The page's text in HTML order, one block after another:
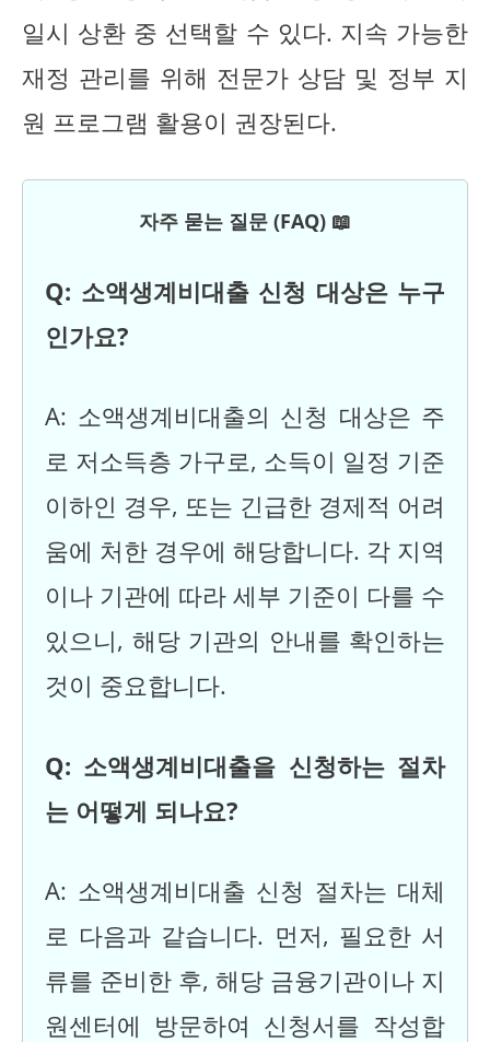
일시 상환 중 선택할 수 있다. 지속 가능한
재정 관리를 위해 전문가 상담 및 정부 지
원 프로그램 활용이 권장된다.
자주 묻는 질문 (FAQ) 📖
Q: 소액생계비대출 신청 대상은 누구
인가요?
A: 소액생계비대출의 신청 대상은 주
로 저소득층 가구로, 소득이 일정 기준
이하인 경우, 또는 긴급한 경제적 어려
움에 처한 경우에 해당합니다. 각 지역
이나 기관에 따라 세부 기준이 다를 수
있으니, 해당 기관의 안내를 확인하는
것이 중요합니다.
Q: 소액생계비대출을 신청하는 절차
는 어떻게 되나요?
A: 소액생계비대출 신청 절차는 대체
로 다음과 같습니다. 먼저, 필요한 서
류를 준비한 후, 해당 금융기관이나 지
원센터에 방문하여 신청서를 작성합